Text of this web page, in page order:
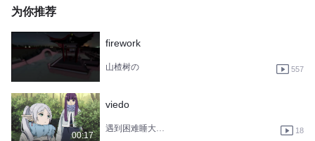
为你推荐
firework
山楂树の 557
00:17
viedo
遇到困难睡大觉哈哈 18